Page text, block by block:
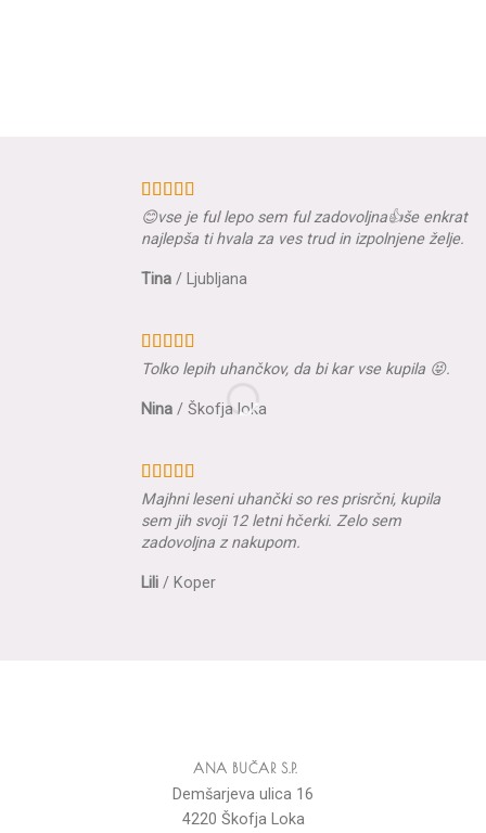
😊vse je ful lepo sem ful zadovoljna👍še enkrat
najlepša ti hvala za ves trud in izpolnjene želje.
Tina / Ljubljana
Tolko lepih uhančkov, da bi kar vse kupila 😝.
Nina /Škofja loka
Majhni leseni uhančki so res prisrčni, kupila
sem jih svoji 12 letni hčerki. Zelo sem
zadovoljna z nakupom.
Lili / Koper
ANA BUČAR S.P.
Demšarjeva ulica 16
4220 Škofja Loka